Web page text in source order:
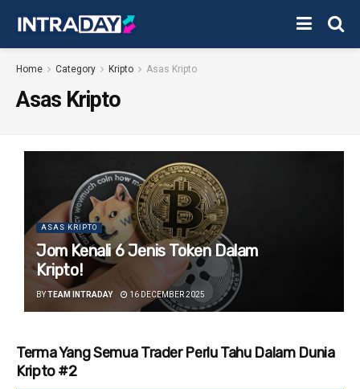
Home Category Kripto Asas Kripto
Asas Kripto
ASAS KRIPTO
Jom Kenali 6 Jenis Token Dalam
Kripto!
BYTEAM INTRADAY 16 DECEMBER 2025
Terma Yang Semua Trader Perlu Tahu Dalam Dunia
Kripto #2